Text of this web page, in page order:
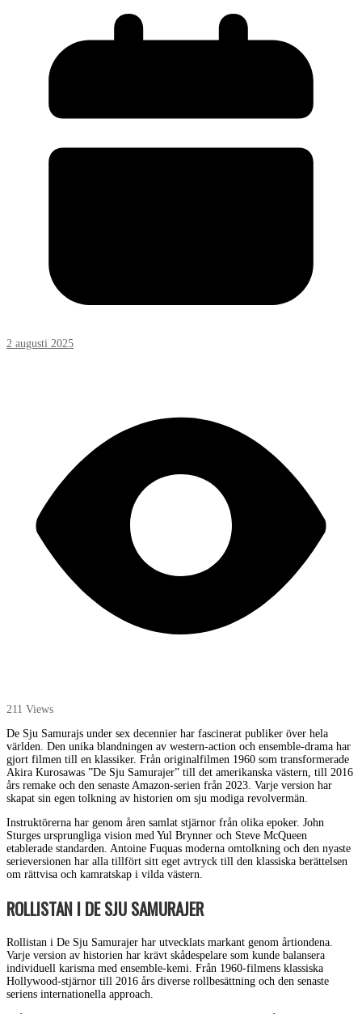
2 augusti 2025
211 Views
De Sju Samurajs under sex decennier har fascinerat publiker över hela
världen. Den unika blandningen av western-action och ensemble-drama har
gjort filmen till en klassiker. Från originalfilmen 1960 som transformerade
Akira Kurosawas ”De Sju Samurajer” till det amerikanska västern, till 2016
års remake och den senaste Amazon-serien från 2023. Varje version har
skapat sin egen tolkning av historien om sju modiga revolvermän.
Instruktörerna har genom åren samlat stjärnor från olika epoker. John
Sturges ursprungliga vision med Yul Brynner och Steve McQueen
etablerade standarden. Antoine Fuquas moderna omtolkning och den nyaste
serieversionen har alla tillfört sitt eget avtryck till den klassiska berättelsen
om rättvisa och kamratskap i vilda västern.
ROLLISTAN I DE SJU SAMURAJER
Rollistan i De Sju Samurajer har utvecklats markant genom årtiondena.
Varje version av historien har krävt skådespelare som kunde balansera
individuell karisma med ensemble-kemi. Från 1960-filmens klassiska
Hollywood-stjärnor till 2016 års diverse rollbesättning och den senaste
seriens internationella approach.